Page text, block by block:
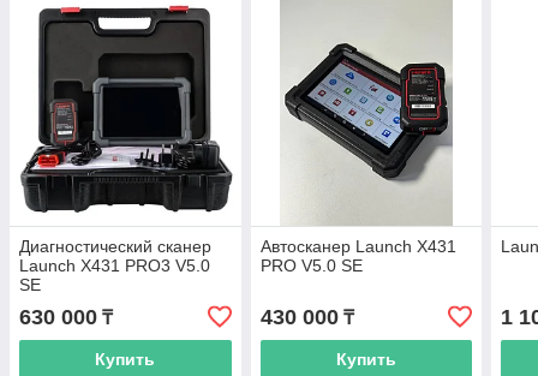
Диагностический сканер
Launch X431 PRO3 V5.0
SE
630 000 ₸
Купить
Автосканер Launch X431
PRO V5.0 SE
430 000₸
Купить
1